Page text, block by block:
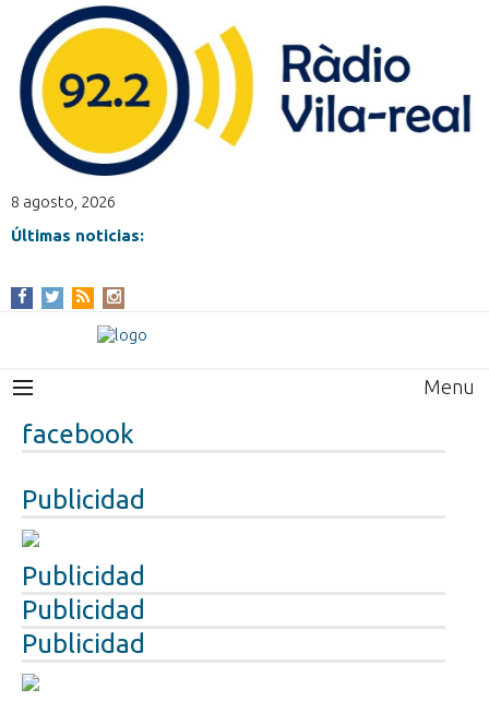
8 agosto, 2026
Últimas noticias:
Menu
facebook
Publicidad
Publicidad
Publicidad
Publicidad